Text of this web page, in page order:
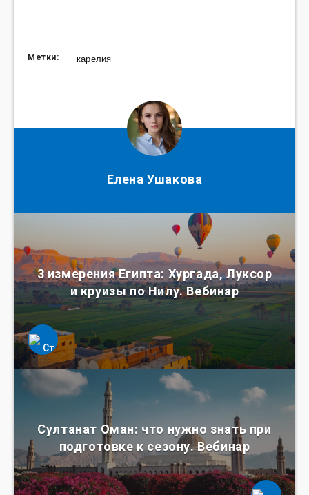
Метки: карелия
Елена Ушакова
3 измерения Египта: Хургада, Луксор
и круизы по Нилу. Вебинар
Султанат Оман: что нужно знать при
подготовке к сезону. Вебинар